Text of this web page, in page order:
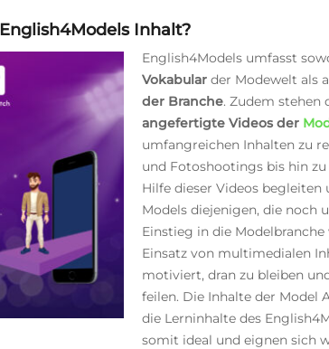
Inhalt?
English4Models umfasst
Vokabular der Modewelt als
der Branche. Zudem stehen
angefertigte Videos der
umfangreichen Inhalten zu
und Fotoshootings bis hin
Hilfe dieser Videos begleiten
Models diejenigen, die noch
Einstieg in die
Einsatz von multimedialen
motiviert, dran zu bleiben
feilen. Die Inhalte der Model
die Lerninhalte des
somit ideal und eignen sich